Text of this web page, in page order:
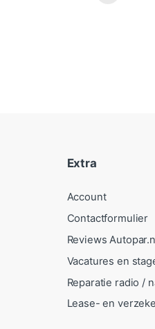
Extra
Account
Contactformulier
Reviews
Vacatures en
Reparatie radio /
Lease- en